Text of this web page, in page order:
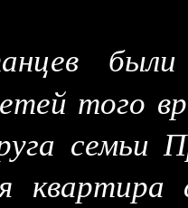
были
того
семьи